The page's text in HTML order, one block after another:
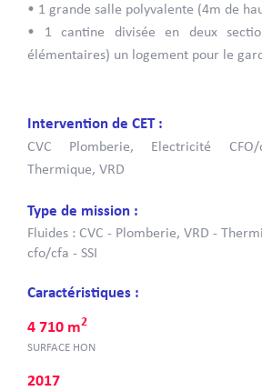
• 1 grande salle polyvalente (4m de
• 1 cantine divisée en deux
élémentaires) un logement pour le
Intervention de CET :
CVC Plomberie, Electricité
Thermique, VRD
Type de mission :
Fluides : CVC - Plomberie, VRD -
cfo/cfa - SSI
Caractéristiques :
4 710 m2
SURFACE HON
2017